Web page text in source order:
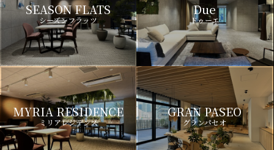
SEASON FLATS
シーズンフラッツ
Due
ドゥーエ
MYRIA RESIDENCE
ミリアレジデンス
GRAN PASEO
グランパセオ